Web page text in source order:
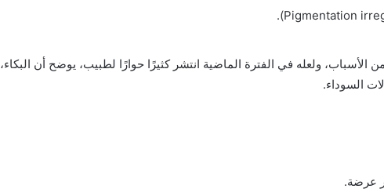
الأسباب، ولعله في الفترة الماضية انتشر كثيرًا حوارًا لطبيب، يوضح أن البكاء،
السوداء.
عرضة.